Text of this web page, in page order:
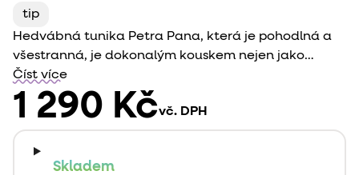
tip
Hedvábná tunika Petra Pana, která je pohodlná a
všestranná, je dokonalým kouskem nejen jako
kostým Petera Pana nebo Robina Hooda, ale i pro
jakoukoli pohádkovou postavu, kterou si Vaše dítě
dokáže představit! Jako doplněk můžete
využítzelenou dýkuahedvábný klobouk.
Číst více
1 290 Kčvč. DPH
Skladem